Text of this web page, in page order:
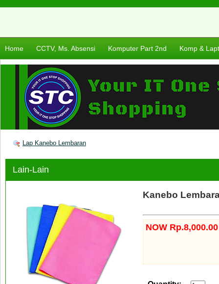
Home CCTV, Ms. Absensi Komputer Part 2nd Komp &
Lap Kanebo Lembaran
Lain-Lain
Kanebo
NOW Rp.8,000.00